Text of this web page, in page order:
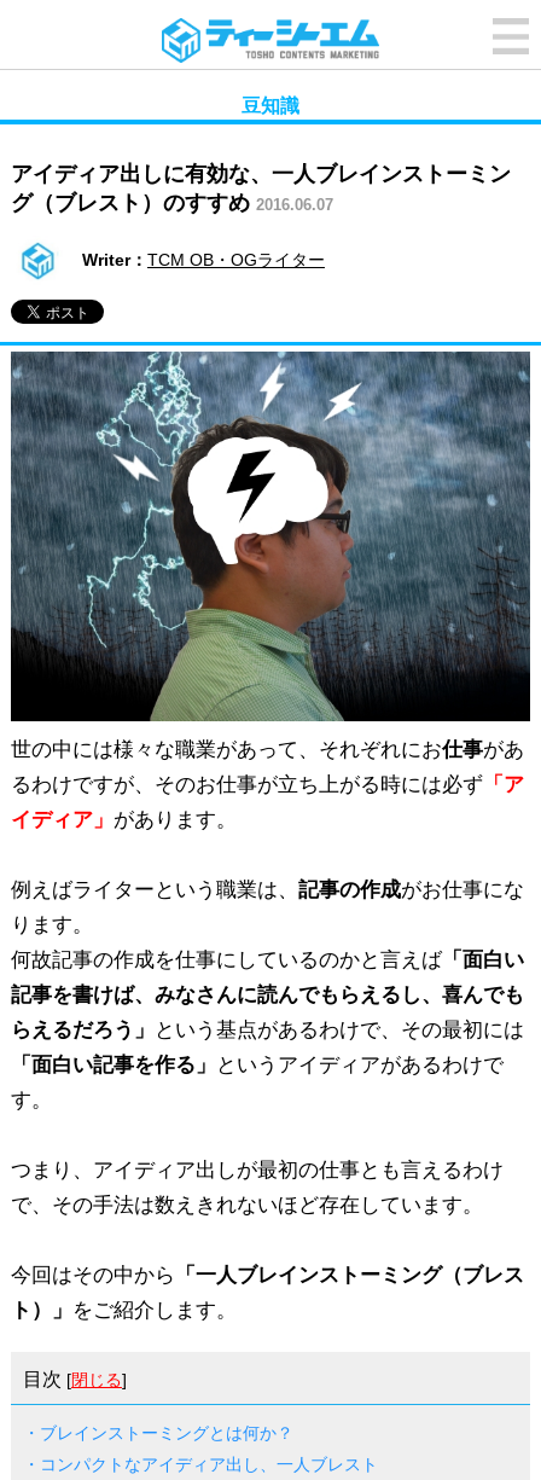
豆知識
アイディア出しに有効な、一人ブレインストーミン
グ（ブレスト）のすすめ 2016.06.07
Writer： TCM OB・OGライター
世の中には様々な職業があって、それぞれにお仕事があ
るわけですが、そのお仕事が立ち上がる時には必ず「ア
イディア」 があります。
例えばライターという職業は、 記事の作成がお仕事にな
ります。
何故記事の作成を仕事にしているのかと言えば「面白い
記事を書けば、みなさんに読んでもらえるし、喜んでも
らえるだろう」
という基点があるわけで、その最初には
「面白い記事を作る」
というアイディアがあるわけで
す。
つまり、アイディア出しが最初の仕事とも言えるわけ
で、その手法は数えきれないほど存在しています。
今回はその中から
「一人ブレインストーミング（ブレス
ト）」 をご紹介します。
目次 [閉じる]
・ブレインストーミングとは何か？
・コンパクトなアイディア出し、一人ブレスト